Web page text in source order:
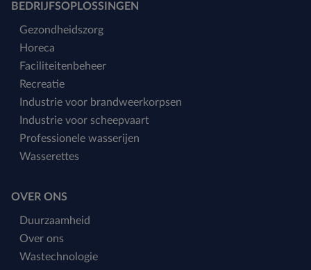
BEDRIJFSOPLOSSINGEN
Gezondheidszorg
Horeca
Faciliteitenbeheer
Recreatie
Industrie voor brandweerkorpsen
Industrie voor scheepvaart
Professionele wasserijen
Wasserettes
OVER ONS
Duurzaamheid
Over ons
Wastechnologie